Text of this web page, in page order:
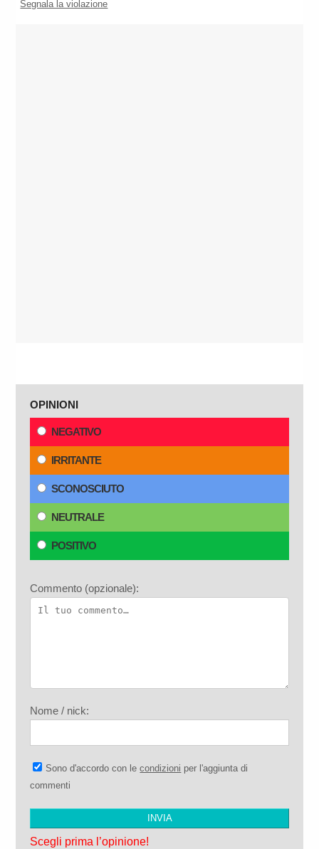
Segnala la violazione
OPINIONI
NEGATIVO
IRRITANTE
SCONOSCIUTO
NEUTRALE
POSITIVO
Commento (opzionale):
Nome / nick:
Sono d'accordo con lecondizioni per l'aggiunta di
commenti
Scegli prima l’opinione!